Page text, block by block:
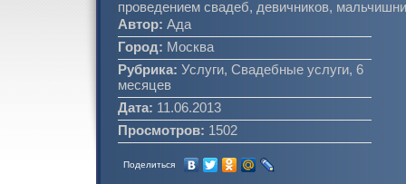
проведением свадеб, девичников,
Автор: Ада
Город: Москва
Рубрика: Услуги, Свадебные услуги, 6
месяцев
Дата: 11.06.2013
Просмотров: 1502
Поделиться